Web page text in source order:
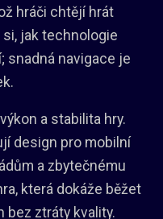
hráči chtějí hrát
jak technologie
snadná navigace je
a stabilita hry.
design pro mobilní
a zbytečnému
která dokáže běžet
bez ztráty kvality.